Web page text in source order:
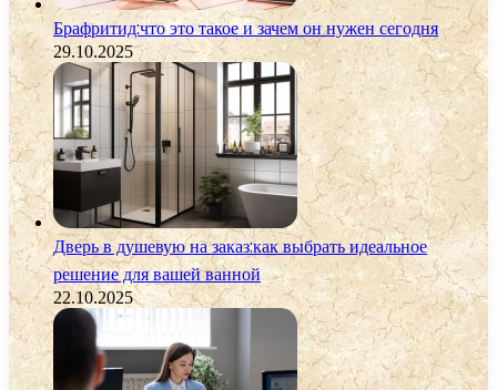
Брафритид:что это такое и зачем он нужен сегодня
29.10.2025
Дверь в душевую на заказ:как выбрать идеальное
решение для вашей ванной
22.10.2025